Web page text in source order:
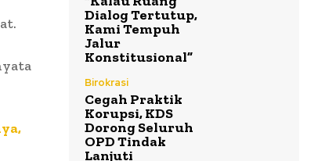
Dialog Tertutup,
Kami Tempuh
Jalur
Konstitusional”
Birokrasi
Cegah Praktik
Korupsi, KDS
Dorong Seluruh
OPD Tindak
Lanjuti